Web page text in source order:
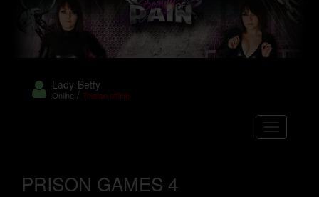
Lady-Betty
Online /Telefon offline
PRISON GAMES 4